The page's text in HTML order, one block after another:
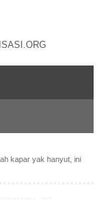
kapar yak hanyut, ini